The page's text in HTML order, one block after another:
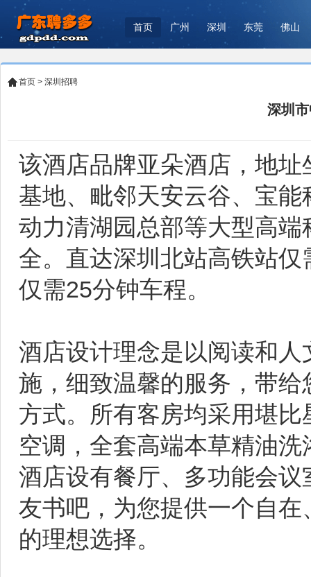
首页 广州 深圳 东莞 佛山
首页 > 深圳招聘
深圳
该酒店品牌亚朵酒店，地
基地、毗邻天安云谷、宝
动力清湖园总部等大型高
全。直达深圳北站高铁站
仅需25分钟车程。
酒店设计理念是以阅读和
施，细致温馨的服务，带给
方式。所有客房均采用堪
空调，全套高端本草精油
酒店设有餐厅、多功能会
友书吧，为您提供一个自
的理想选择。